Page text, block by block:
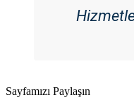
Sayfamızı Paylaşın